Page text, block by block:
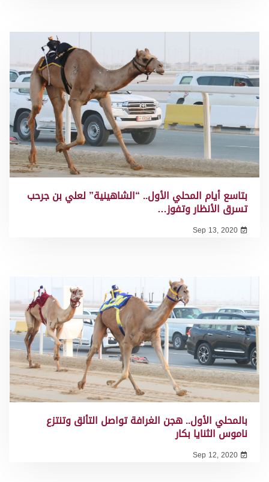
بتاسع أيام المحلي الأول.. “الشاهينية” لعلي بن جرحب
تسرق الأنظار وتفوز…
Sep 13, 2020
بالمحلي الأول.. هجن الغرافة تواصل التألق وتنتزع
ناموس الثنايا بكار
Sep 12, 2020